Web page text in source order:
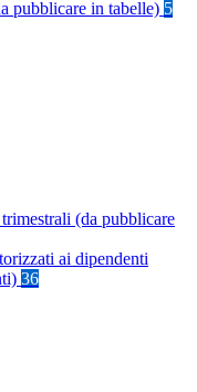
pubblicare in tabelle) 5
trimestrali (da pubblicare
ai dipendenti
36